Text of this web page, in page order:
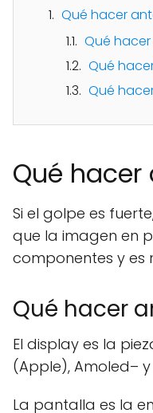
Qué hacer
Qué
Qué
Qué
Qué
Si el golpe es
que la imagen en
componentes y es
Qué hacer
El display es la
(Apple), Amoled–
La pantalla es la